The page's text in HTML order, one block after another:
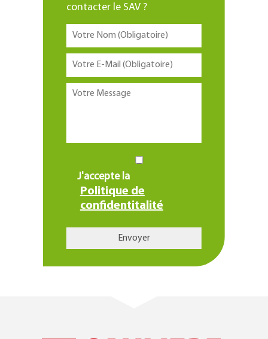
contacter le SAV ?
J'accepte la
Politique de
confidentitalité